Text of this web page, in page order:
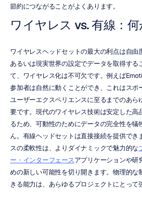
節約につながることがよくあります。
ワイヤレス vs. 有線：
ワイヤレスヘッドセットの最大の利点は自由
あるいは現実世界の設定でデータを取得する
て、ワイヤレス化は不可欠です。例えば
参加者は自然に動くことができ、これはスポ
ユーザーエクスペリエンスに至るまでのあら
要です。現代のワイヤレス技術は安定した高
るため、可動性のためにデータの完全性を犠
ん。有線ヘッドセットは直接接続を提供でき
スの柔軟性は、よりダイナミックで魅力的な
ー・インターフェースアプリケーションや研
めの新しい可能性を切り開きます。物理的な
きる能力は、あらゆるプロジェクトにとって